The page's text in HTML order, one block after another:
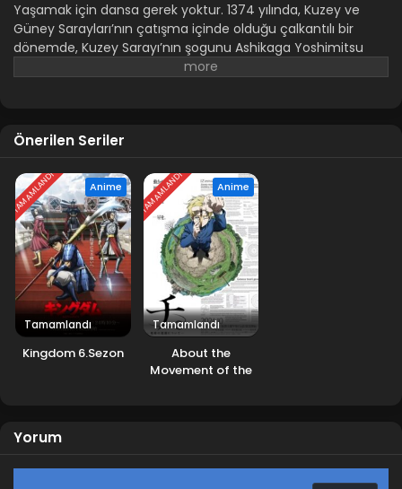
Yaşamak için dansa gerek yoktur. 1374 yılında, Kuzey ve
Güney Sarayları’nın çatışma içinde olduğu çalkantılı bir
dönemde, Kuzey Sarayı’nın şogunu Ashikaga Yoshimitsu
giderek daha baskın bir güç haline geliyordu. Sarugaku
Gerçek anlamda “iyi” bir dansla karşılaştığı güne kadar ruhu
delikanlı, insanlarla tanışır, güler, ağlar, kendi zayıflıklarıyla
yüzleşir ve geçiciliğin hakim olduğu bir dünya için yavaş
yavaş yeni bir dans biçimi oluşturmaya başlar.
Önerilen Seriler
TAMAMLANDI Anime
Tamamlandı
Kingdom 6.Sezon
TAMAMLANDI Anime
Tamamlandı
About the
Movement of the
Yorum